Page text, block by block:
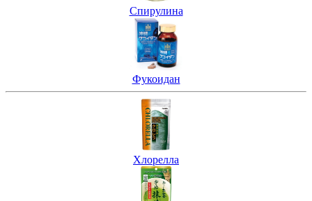
Спирулина
Фукоидан
Хлорелла